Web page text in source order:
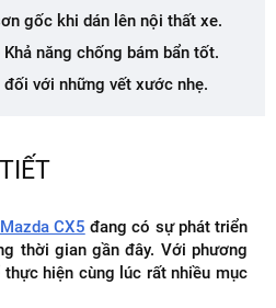
gốc khi dán lên nội thất xe.
năng chống bám bẩn tốt.
với những vết xước nhẹ.
CX5 đang có sự phát triển
thời gian gần đây. Với phương
hiện cùng lúc rất nhiều mục